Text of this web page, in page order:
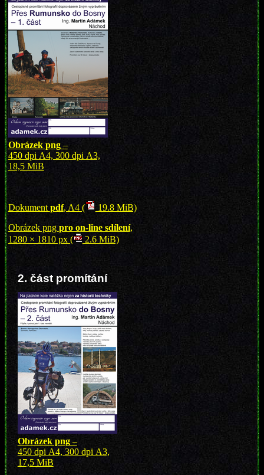
Obrázek png–
450 dpi A4, 300 dpi A3,
18,5 MiB
Dokumentpdf, A4 (
19.8 MiB)
Obrázek png pro on-line sdílení,
1280 × 1810 px (
2.6 MiB)
2. část promítání
Obrázek png–
450 dpi A4, 300 dpi A3,
17,5 MiB